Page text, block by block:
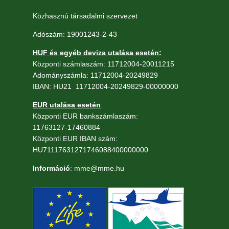
Közhasznú társadalmi szervezet
Adószám: 19001243-2-43
HUF és egyéb deviza utalása esetén:
Központi számlaszám: 11712004-20011215
Adományszámla: 11712004-20249829
IBAN: HU21 11712004-20249829-00000000
EUR utalása esetén:
Központi EUR bankszámlaszám:
11763127-17460884
Központi EUR IBAN szám:
HU71117631271746088400000000
Információ: mme@mme.hu